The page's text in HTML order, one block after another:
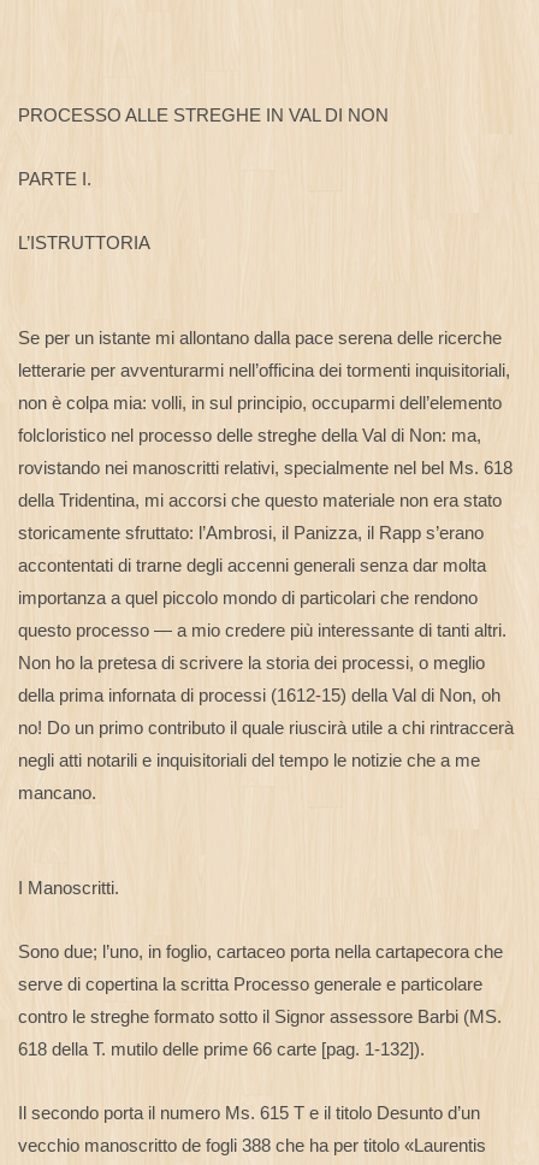
PROCESSO ALLE STREGHE IN VAL DI NON
PARTE I.
L’ISTRUTTORIA
Se per un istante mi allontano dalla pace serena delle ricerche
letterarie per avventurarmi nell’officina dei tormenti inquisitoriali,
non è colpa mia: volli, in sul principio, occuparmi dell’elemento
folcloristico nel processo delle streghe della Val di Non: ma,
rovistando nei manoscritti relativi, specialmente nel bel Ms. 618
della Tridentina, mi accorsi che questo materiale non era stato
storicamente sfruttato: l’Ambrosi, il Panizza, il Rapp s’erano
accontentati di trarne degli accenni generali senza dar molta
importanza a quel piccolo mondo di particolari che rendono
questo processo — a mio credere più interessante di tanti altri.
Non ho la pretesa di scrivere la storia dei processi, o meglio
della prima infornata di processi (1612-15) della Val di Non, oh
no! Do un primo contributo il quale riuscirà utile a chi rintraccerà
negli atti notarili e inquisitoriali del tempo le notizie che a me
mancano.
I Manoscritti.
Sono due; l’uno, in foglio, cartaceo porta nella cartapecora che
serve di copertina la scritta Processo generale e particolare
contro le streghe formato sotto il Signor assessore Barbi (MS.
618 della T. mutilo delle prime 66 carte [pag. 1-132]).
Il secondo porta il numero Ms. 615 T e il titolo Desunto d’un
vecchio manoscritto de fogli 388 che ha per titolo «Laurentis